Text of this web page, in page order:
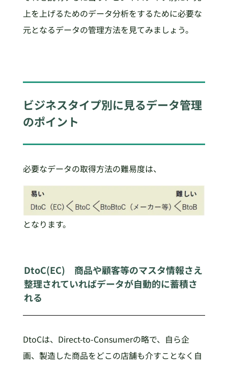
上を上げるためのデータ分析をするために必要な
元となるデータの管理方法を見てみましょう。
ビジネスタイプ別に見るデータ管理
のポイント
必要なデータの取得方法の難易度は、
となります。
DtoC(EC) 商品や顧客等のマスタ情報さえ
整理されていればデータが自動的に蓄積さ
れる
DtoCは、Direct-to-Consumerの略で、自ら企
画、製造した商品をどこの店舗も介すことなく自